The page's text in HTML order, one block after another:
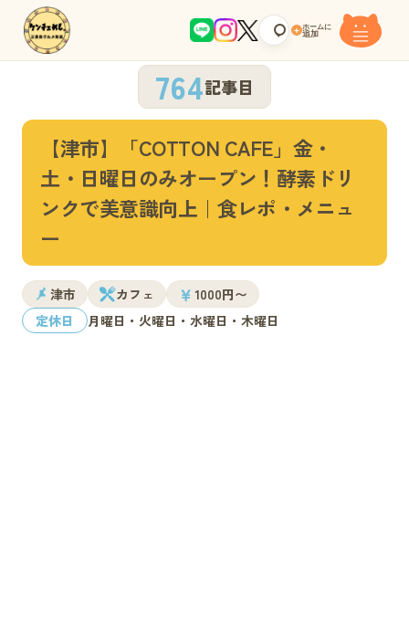
+ ホームに
追加
764記事目
【津市】「COTTON CAFE」金・
土・日曜日のみオープン！酵素ドリ
ンクで美意識向上｜食レポ・メニュ
ー
津市 カフェ ￥ 1000円〜
定休日
月曜日・火曜日・水曜日・木曜日